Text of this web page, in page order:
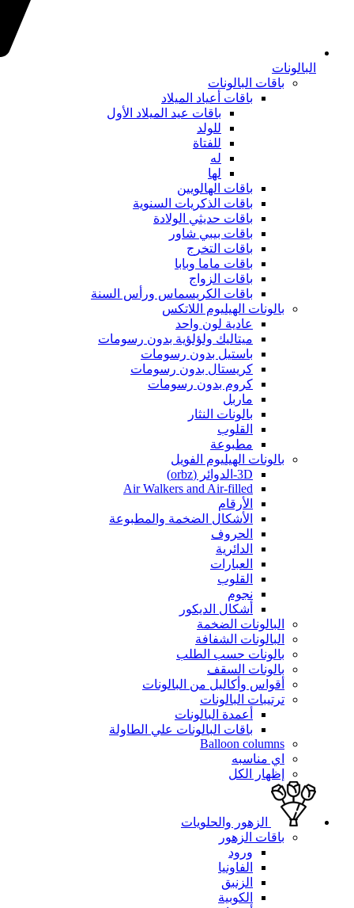
البالونات
باقات البالونات
باقات أعياد الميلاد
باقات عيد الميلاد الأول
للولد
للفتاة
له
لها
باقات الهالويين
باقات الذكريات السنوية
باقات حديثي الولادة
باقات بيبي شاور
باقات التخرج
باقات ماما وبابا
باقات الزواج
باقات الكريسماس ورأس السنة
بالونات الهيليوم اللاتكس
عادية لون واحد
ميتاليك ولؤلؤية بدون رسومات
باستيل بدون رسومات
كريستال بدون رسومات
كروم بدون رسومات
ماربل
بالونات النثار
القلوب
مطبوعة
بالونات الهيليوم الفويل
3D-الدوائر (orbz)
Air Walkers and Air-filled
الأرقام
الأشكال الضخمة والمطبوعة
الحروف
الدائرية
العبارات
القلوب
نجوم
أشكال الديكور
البالونات الضخمة
البالونات الشفافة
بالونات حسب الطلب
بالونات السقف
أقواس وأكاليل من البالونات
ترتيبات البالونات
أعمدة البالونات
باقات البالونات علي الطاولة
Balloon columns
اي مناسبه
إظهار الكل
الزهور والحلويات
باقات الزهور
ورود
الفاونيا
الزنبق
الكوبية